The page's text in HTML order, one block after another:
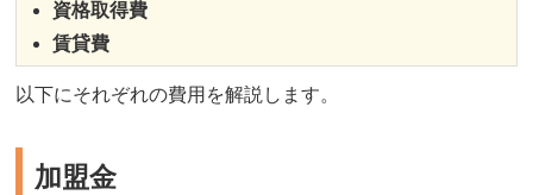
資格取得費
賃貸費
以下にそれぞれの費用を解説します。
加盟金